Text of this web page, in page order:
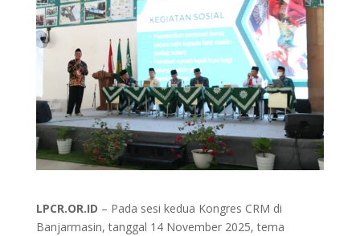
LPCR.OR.ID – Pada sesi kedua Kongres CRM di
Banjarmasin, tanggal 14 November 2025, tema